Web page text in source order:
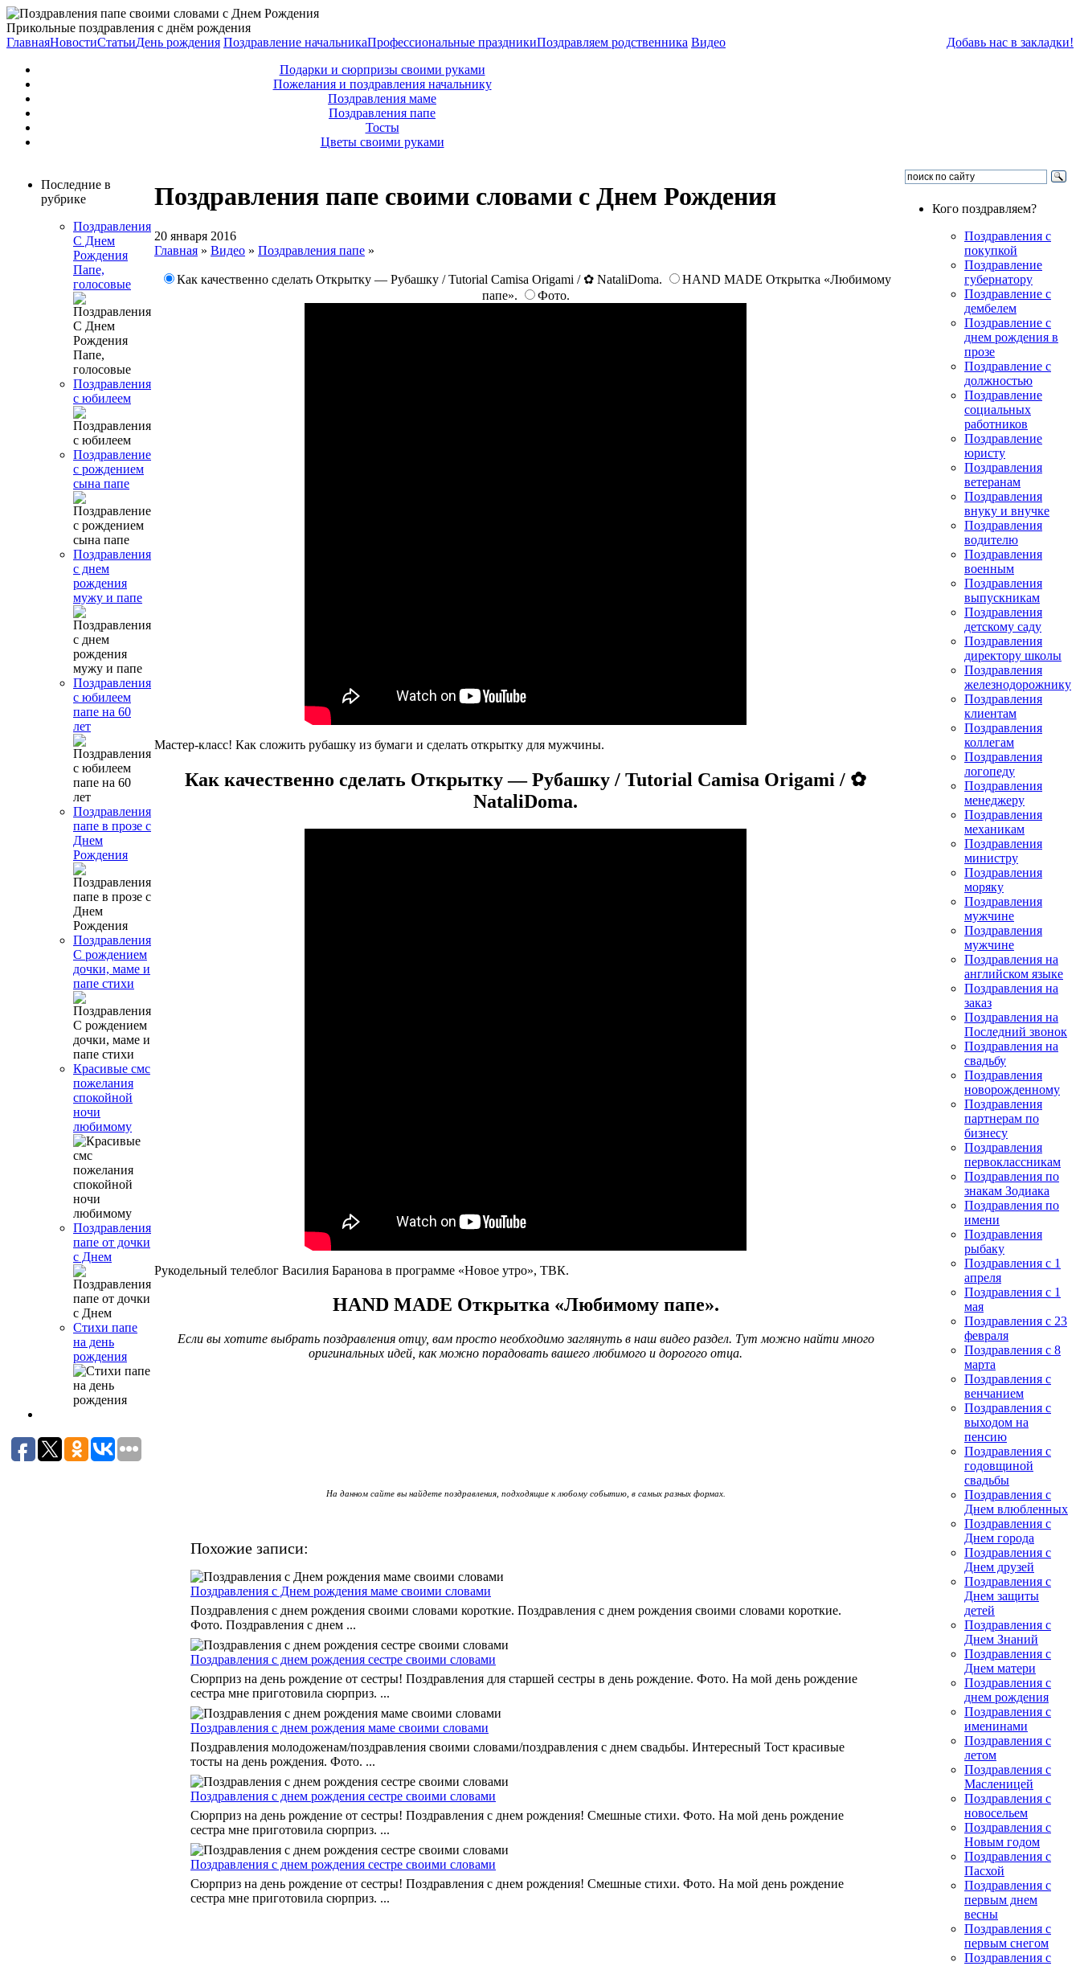
Прикольные поздравления с днём рождения
ГлавнаяНовостиСтатьиДень рождения Поздравление начальникаПрофессиональные праздникиПоздравляем родственника Видео
Подарки и сюрпризы своими руками
Пожелания и поздравления начальнику
Поздравления маме
Поздравления папе
Тосты
Цветы своими руками
Добавь нас в закладки!
Последние в
рубрике
Поздравления
С Днем
Рождения
Папе,
голосовые
Поздравления
с юбилеем
Поздравление
с рождением
сына папе
Поздравления
с днем
рождения
мужу и папе
Поздравления
с юбилеем
папе на 60
лет
Поздравления
папе в прозе с
Днем
Рождения
Поздравления
С рождением
дочки, маме и
папе стихи
Красивые смс
пожелания
спокойной
ночи
любимому
Поздравления
папе от дочки
с Днем
Стихи папе
на день
рождения
Поздравления папе своими словами с Днем Рождения
20 января 2016
Главная » Видео » Поздравления папе »
Как качественно сделать Открытку — Рубашку / Tutorial Camisa Origami / ✿ NataliDoma.
HAND MADE Открытка «Любимому
папе».
Фото.
Мастер-класс! Как сложить рубашку из бумаги и сделать открытку для мужчины.
Как качественно сделать Открытку — Рубашку / Tutorial Camisa Origami / ✿
NataliDoma.
Рукодельный телеблог Василия Баранова в программе «Новое утро», ТВК.
HAND MADE Открытка «Любимому папе».
Если вы хотите выбрать поздравления отцу, вам просто необходимо заглянуть в наш видео раздел. Тут можно найти много
оригинальных идей, как можно порадовать вашего любимого и дорогого отца.
На данном сайте вы найдете поздравления, подходящие к любому событию, в самых разных формах.
Похожие записи:
Поздравления с Днем рождения маме своими словами
Поздравления с днем рождения своими словами короткие. Поздравления с днем рождения своими словами короткие.
Фото. Поздравления с днем ...
Поздравления с днем рождения сестре своими словами
Сюрприз на день рождение от сестры! Поздравления для старшей сестры в день рождение. Фото. На мой день рождение
сестра мне приготовила сюрприз. ...
Поздравления с днем рождения маме своими словами
Поздравления молодоженам/поздравления своими словами/поздравления с днем свадьбы. Интересный Тост красивые
тосты на день рождения. Фото. ...
Поздравления с днем рождения сестре своими словами
Сюрприз на день рождение от сестры! Поздравления с днем рождения! Смешные стихи. Фото. На мой день рождение
сестра мне приготовила сюрприз. ...
Поздравления с днем рождения сестре своими словами
Сюрприз на день рождение от сестры! Поздравления с днем рождения! Смешные стихи. Фото. На мой день рождение
сестра мне приготовила сюрприз. ...
Кого поздравляем?
Поздравления с
покупкой
Поздравление
губернатору
Поздравление с
дембелем
Поздравление с
днем рождения в
прозе
Поздравление с
должностью
Поздравление
социальных
работников
Поздравление
юристу
Поздравления
ветеранам
Поздравления
внуку и внучке
Поздравления
водителю
Поздравления
военным
Поздравления
выпускникам
Поздравления
детскому саду
Поздравления
директору школы
Поздравления
железнодорожнику
Поздравления
клиентам
Поздравления
коллегам
Поздравления
логопеду
Поздравления
менеджеру
Поздравления
механикам
Поздравления
министру
Поздравления
моряку
Поздравления
мужчине
Поздравления
мужчине
Поздравления на
английском языке
Поздравления на
заказ
Поздравления на
Последний звонок
Поздравления на
свадьбу
Поздравления
новорожденному
Поздравления
партнерам по
бизнесу
Поздравления
первоклассникам
Поздравления по
знакам Зодиака
Поздравления по
имени
Поздравления
рыбаку
Поздравления с 1
апреля
Поздравления с 1
мая
Поздравления с 23
февраля
Поздравления с 8
марта
Поздравления с
венчанием
Поздравления с
выходом на
пенсию
Поздравления с
годовщиной
свадьбы
Поздравления с
Днем влюбленных
Поздравления с
Днем города
Поздравления с
Днем друзей
Поздравления с
Днем защиты
детей
Поздравления с
Днем Знаний
Поздравления с
Днем матери
Поздравления с
днем рождения
Поздравления с
именинами
Поздравления с
летом
Поздравления с
Масленицей
Поздравления с
новосельем
Поздравления с
Новым годом
Поздравления с
Пасхой
Поздравления с
первым днем
весны
Поздравления с
первым снегом
Поздравления с